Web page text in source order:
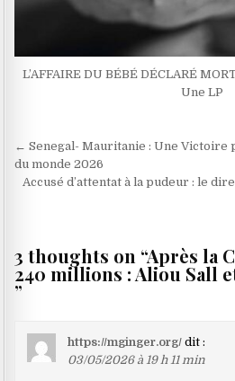
L’AFFAIRE DU BÉBÉ DÉCLARÉ
Une LP
Navigation
de
← Senegal- Mauritanie : Une Victoire
du monde 2026
Accusé d’attentat à la pudeur : le
3 thoughts on “Après la
240 millions : Aliou Sall
”
https://mginger.org/ dit :
03/05/2026 à 19 h 11 min